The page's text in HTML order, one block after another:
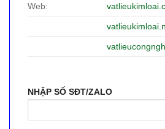
Web:
NHẬP SỐ SĐT/ZALO